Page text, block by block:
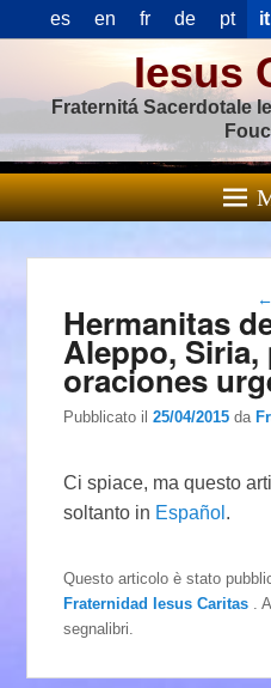
es en fr de pt it
Iesus
Fraternitá Sacerdotale
←
Hermanitas
Aleppo, Siria,
oraciones
Pubblicato il25/04/2015 da
Ci spiace, ma questo
soltanto in Español .
Questo articolo è stato
Fraternidad Iesus Caritas
.
segnalibri.